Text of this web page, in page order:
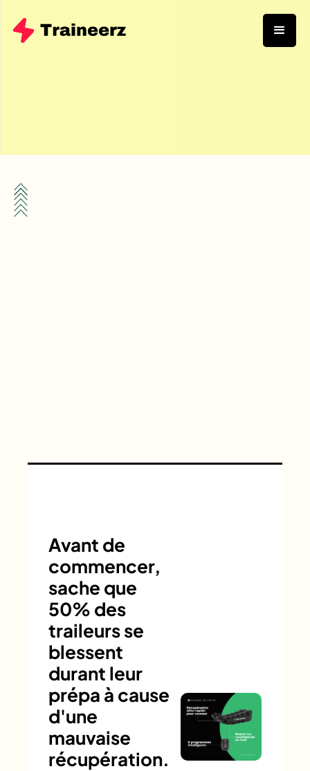
Avant de
commencer,
sache que
50% des
traileurs se
blessent
durant leur
prépa à cause
d'une
mauvaise
récupération.